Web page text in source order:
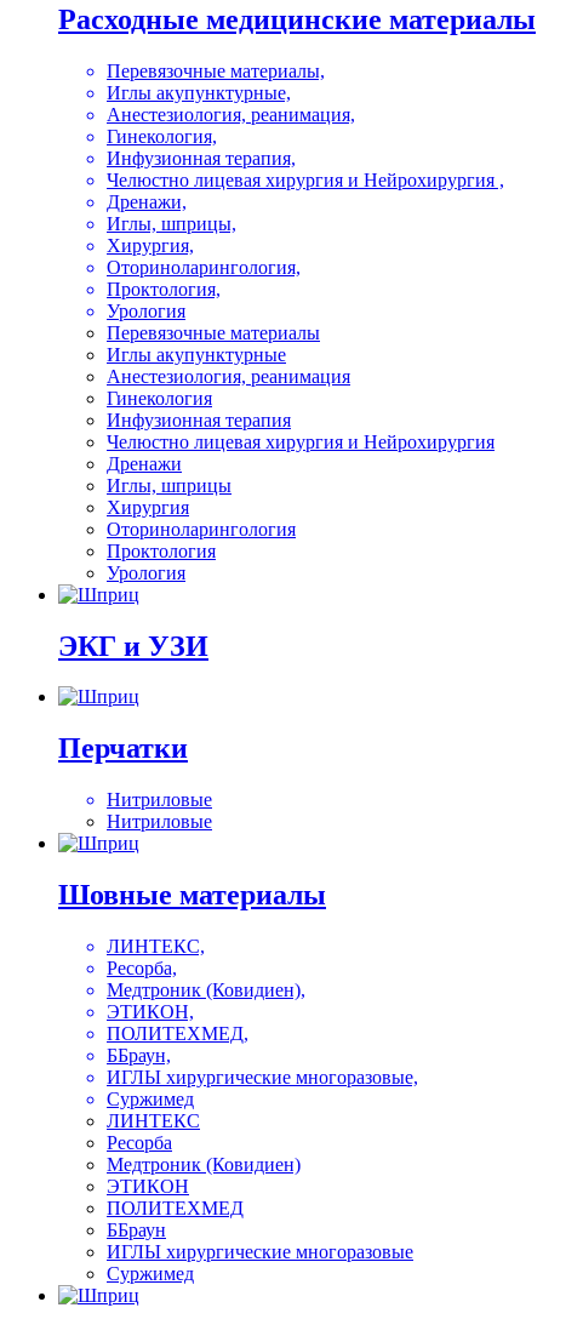
Расходные медицинские материалы
Перевязочные материалы,
Иглы акупунктурные,
Анестезиология, реанимация,
Гинекология,
Инфузионная терапия,
Челюстно лицевая хирургия и Нейрохирургия ,
Дренажи,
Иглы, шприцы,
Хирургия,
Оториноларингология,
Проктология,
Урология
Перевязочные материалы
Иглы акупунктурные
Анестезиология, реанимация
Гинекология
Инфузионная терапия
Челюстно лицевая хирургия и Нейрохирургия
Дренажи
Иглы, шприцы
Хирургия
Оториноларингология
Проктология
Урология
ЭКГ и УЗИ
Перчатки
Нитриловые
Нитриловые
Шовные материалы
ЛИНТЕКС,
Ресорба,
Медтроник (Ковидиен),
ЭТИКОН,
ПОЛИТЕХМЕД,
ББраун,
ИГЛЫ хирургические многоразовые,
Суржимед
ЛИНТЕКС
Ресорба
Медтроник (Ковидиен)
ЭТИКОН
ПОЛИТЕХМЕД
ББраун
ИГЛЫ хирургические многоразовые
Суржимед